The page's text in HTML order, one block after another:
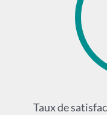
Taux de